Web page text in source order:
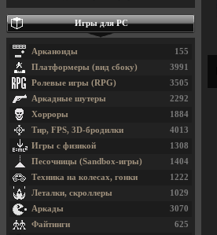
Игры для PC
155
Арканоиды
3991
Платформеры (вид сбоку)
3505
Ролевые игры (RPG)
2292
Аркадные шутеры
1884
Хорроры
4013
Тир, FPS, 3D-бродилки
1308
Игры с физикой
1404
Песочницы (Sandbox-игры)
1222
Техника на колесах, гонки
1029
Леталки, скроллеры
3070
Аркады
625
Файтинги